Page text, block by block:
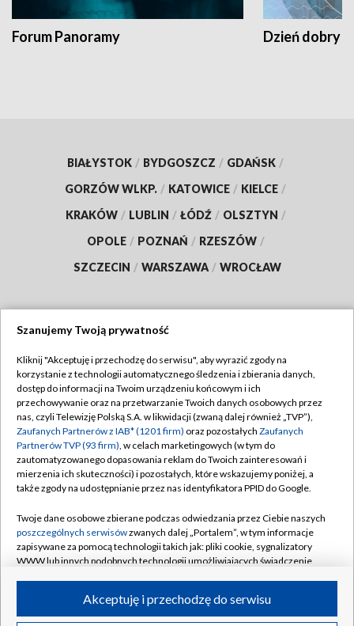
Forum Panoramy Dzień dobry
BIAŁYSTOK / BYDGOSZCZ / GDAŃSK /
GORZÓW WLKP. / KATOWICE / KIELCE /
KRAKÓW / LUBLIN / ŁÓDŹ / OLSZTYN /
OPOLE / POZNAŃ / RZESZÓW /
SZCZECIN / WARSZAWA / WROCŁAW
TVP
Abonament TVP
Emisja w TVP
Centrum informacji TVP
Naziemna Telewizja Cyfrowa
Rada Programowa
System NOS
Informacje o nadawcy
Program dla prasy
Regulamin TVP
Polityka prywatności
Moje zgody
Pomoc
Kontakt
Kanały
©2026 Telewizja Polska S.A. w likwidacji
Szanujemy Twoją prywatność
Kliknij "Akceptuję i przechodzę do serwisu", aby wyrazić zgody na
korzystanie z technologii automatycznego śledzenia i zbierania danych,
dostęp do informacji na Twoim urządzeniu końcowym i ich
przechowywanie oraz na przetwarzanie Twoich danych osobowych przez
nas, czyli Telewizję Polską S.A. w likwidacji (zwaną dalej również „TVP”),
Zaufanych Partnerów z IAB* (1201 firm) oraz pozostałych Zaufanych
Partnerów TVP (93 firm), w celach marketingowych (w tym do
zautomatyzowanego dopasowania reklam do Twoich zainteresowań i
mierzenia ich skuteczności) i pozostałych, które wskazujemy poniżej, a
także zgody na udostępnianie przez nas identyfikatora PPID do Google.
Twoje dane osobowe zbierane podczas odwiedzania przez Ciebie naszych
poszczególnych serwisówzwanych dalej „Portalem”, w tym informacje
zapisywane za pomocą technologii takich jak: pliki cookie, sygnalizatory
WWW lub innych podobnych technologii umożliwiających świadczenie
ruchu w Internecie.Akceptuję i przechodzę do serwisu